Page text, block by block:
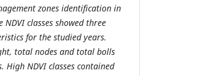
zones identification in
classes showed three
for the studied years.
total nodes and total bolls
High NDVI classes contained